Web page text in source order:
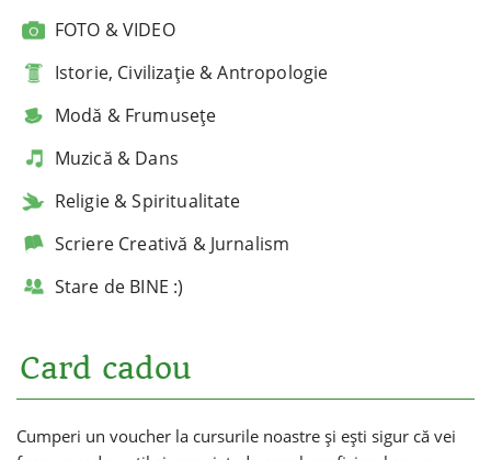
FOTO & VIDEO
Istorie, Civilizație & Antropologie
Modă & Frumusețe
Muzică & Dans
Religie & Spiritualitate
Scriere Creativă & Jurnalism
Stare de BINE :)
Card cadou
Cumperi un voucher la cursurile noastre și ești sigur că vei